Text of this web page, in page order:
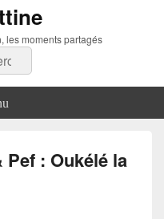
les moments partagés
: Oukélé la